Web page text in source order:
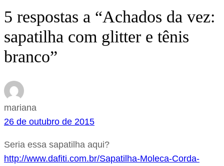
5 respostas a “Achados da vez:
sapatilha com glitter e tênis
branco”
mariana
26 de outubro de 2015
Seria essa sapatilha aqui?
http://www.dafiti.com.br/Sapatilha-Moleca-Corda-